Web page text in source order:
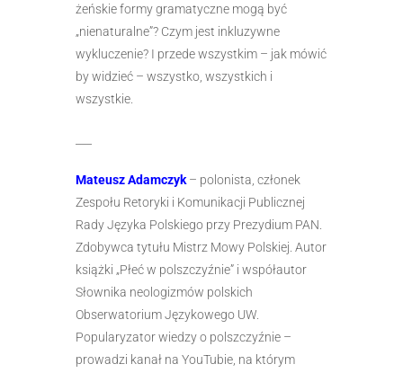
żeńskie formy gramatyczne mogą być
„nienaturalne”? Czym jest inkluzywne
wykluczenie? I przede wszystkim – jak mówić
by widzieć – wszystko, wszystkich i
wszystkie.
Mateusz Adamczyk – polonista, członek
Zespołu Retoryki i Komunikacji Publicznej
Rady Języka Polskiego przy Prezydium PAN.
Zdobywca tytułu Mistrz Mowy Polskiej. Autor
książki „Płeć w polszczyźnie” i współautor
Słownika neologizmów polskich
Obserwatorium Językowego UW.
Popularyzator wiedzy o polszczyźnie –
prowadzi kanał na YouTubie, na którym